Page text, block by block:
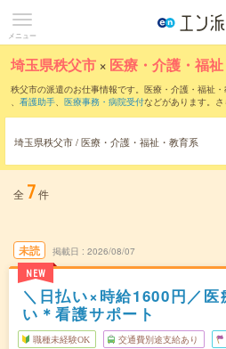
メニュー
埼玉県秩父市 × 医療・介護・福
秩父市の派遣のお仕事情報です。医療・介護・福祉・
、 看護助手、 医療事務・病院受付などがあります。さ
埼玉県秩父市 / 医療・介護・福祉・教育系
全 7件
未読
NEW
掲載日 2026/08/07
＼日払い×時給1600円／
い＊看護サポート
職種未経験OK 交通費別途支給あり